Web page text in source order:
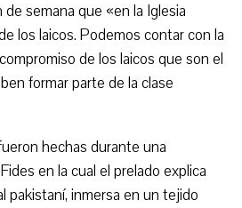
semana que «en la Iglesia
los laicos. Podemos contar con la
de los laicos que son el
formar parte de la clase
hechas durante una
en la cual el prelado explica
pakistaní, inmersa en un tejido